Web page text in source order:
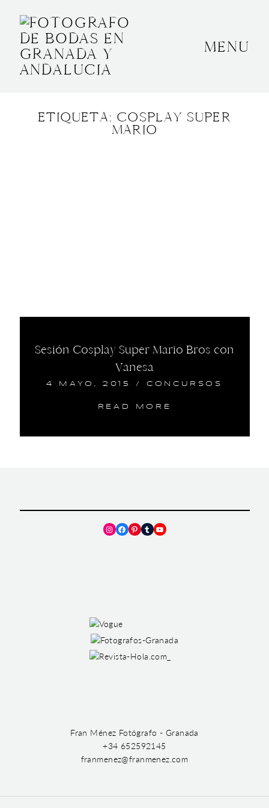
MENU
ETIQUETA: COSPLAY SUPER
MARIO
Sesión Cosplay Super Mario Bros con
Vanesa
4 MAYO, 2015 /CONCURSOS
READ MORE
BODAS
Instagram
Facebook
Pinterest
TumblrYouTube
Fran Ménez Fotógrafo - Granada
+34 652592145
franmenez@franmenez.com